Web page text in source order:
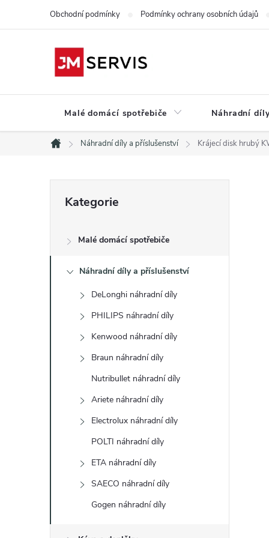
Obchodní podmínky Podmínky ochrany osobních údajů
Malé domácí spotřebiče Náhradní
Domů
Náhradní díly a příslušenství Krájecí disk hrubý
s
n
kategorie
Kategorie
Malé domácí spotřebiče
Náhradní díly a příslušenství
DeLonghi náhradní díly
PHILIPS náhradní díly
Kenwood náhradní díly
Braun náhradní díly
Nutribullet náhradní díly
Ariete náhradní díly
Electrolux náhradní díly
POLTI náhradní díly
ETA náhradní díly
SAECO náhradní díly
Gogen náhradní díly